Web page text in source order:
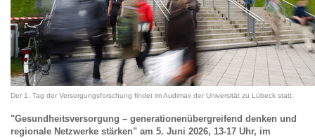
Der 1. Tag der Versorgungsforschung findet im Audimax der Universität zu Lübeck statt.
"Gesundheitsversorgung – generationenübergreifend denken und
regionale Netzwerke stärken" am 5. Juni 2026, 13-17 Uhr, im